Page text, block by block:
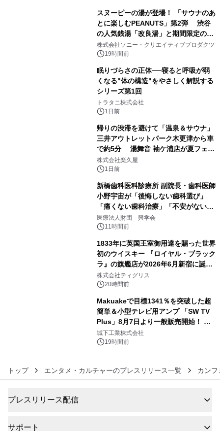
スヌーピーの湯が登場！ 「サウナのあ
とに楽しむPEANUTS」第2弾 渋谷
の人気銭湯「改良湯」と期間限定のコ
ラボレーション サウナイキタイコラ
ボグッズも発売決定！
株式会社ソニー・クリエイティブプロダクツ
19時間前
眠りづらさの正体──寝ると呼吸が弱
くなる"体の構造"をやさしく解説する
シリーズ第1回
トラタニ株式会社
1日前
帰りの渋滞を避けて「温泉＆サウナ」
三井アウトレットパーク木更津から車
で約5分 湯舞音 袖ケ浦店が夏フェア
メニューを提供
株式会社楽久屋
1日前
新橋歯科医科診療所 副院長・歯科医師
小野宇宙が「後悔しない歯科選び」
「痛くない歯科治療」「不安がない治
療計画」をテーマに専門監修
医療法人財団 興学会
11時間前
1833年に英国王室御用達を賜った世界
初のウイスキー 『ロイヤル・ブラック
ラ』の旗艦店が2026年6月新宿に誕
生 バカルディ ジャパンと連携した
没入型バー「BAR Arca」
株式会社ティグリス
20時間前
Makuakeで目標1341％を突破した超
簡単＆小型テレビ用アンプ 「SW TV
Plus」8月7日より一般販売開始！ ケ
ーブル1本つなぐだけ、テレビの音が
ぐっと豊かに
城下工業株式会社
19時間前
トップ エンタメ・カルチャーのプレスリリース一覧 カン
プレスリリース配信
サポート